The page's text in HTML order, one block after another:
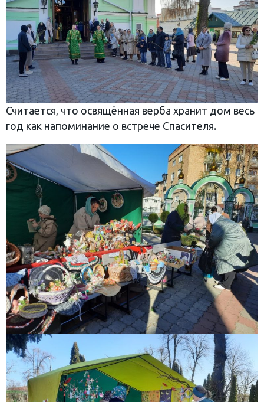
Считается, что освящённая верба хранит дом весь
год как напоминание о встрече Спасителя.